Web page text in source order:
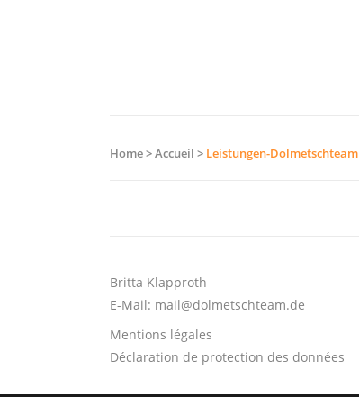
Home>Accueil > Leistungen-Dolmetschteam
Britta Klapproth
E-Mail: mail@dolmetschteam.de
Mentions légales
Déclaration de protection des données